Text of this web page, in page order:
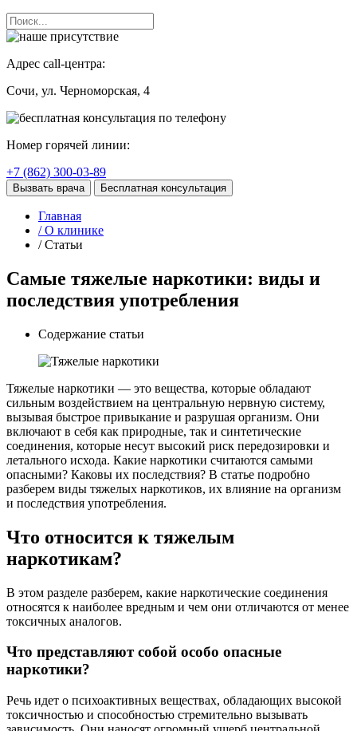
Адрес call-центра:
Сочи, ул. Черноморская, 4
Номер горячей линии:
+7 (862) 300-03-89
Вызвать врача Бесплатная консультация
Главная
/ О клинике
/ Статьи
Самые тяжелые наркотики: виды и
последствия употребления
Содержание статьи
Тяжелые наркотики — это вещества, которые обладают
сильным воздействием на центральную нервную систему,
вызывая быстрое привыкание и разрушая организм. Они
включают в себя как природные, так и синтетические
соединения, которые несут высокий риск передозировки и
летального исхода. Какие наркотики считаются самыми
опасными? Каковы их последствия? В статье подробно
разберем виды тяжелых наркотиков, их влияние на организм
и последствия употребления.
Что относится к тяжелым
наркотикам?
В этом разделе разберем, какие наркотические соединения
относятся к наиболее вредным и чем они отличаются от менее
токсичных аналогов.
Что представляют собой особо опасные
наркотики?
Речь идет о психоактивных веществах, обладающих высокой
токсичностью и способностью стремительно вызывать